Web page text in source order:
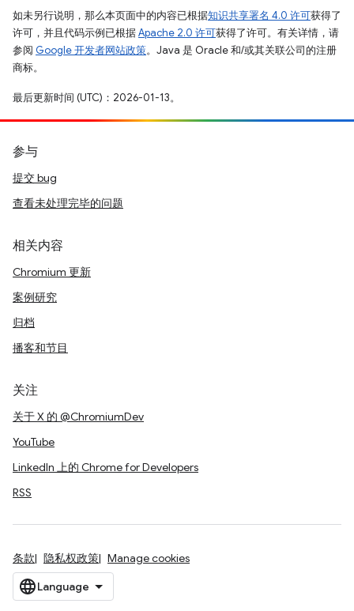
如未另行说明，那么本页面中的内容已根据知识共享署名 4.0 许可获得了
许可，并且代码示例已根据Apache 2.0 许可获得了许可。有关详情，请
参阅 Google 开发者网站政策。Java 是 Oracle 和/或其关联公司的注册
商标。
最后更新时间 (UTC)：2026-01-13。
参与
提交 bug
查看未处理完毕的问题
相关内容
Chromium 更新
案例研究
归档
播客和节目
关注
关于 X 的 @ChromiumDev
YouTube
LinkedIn 上的 Chrome for Developers
RSS
条款 隐私权政策 Manage cookies